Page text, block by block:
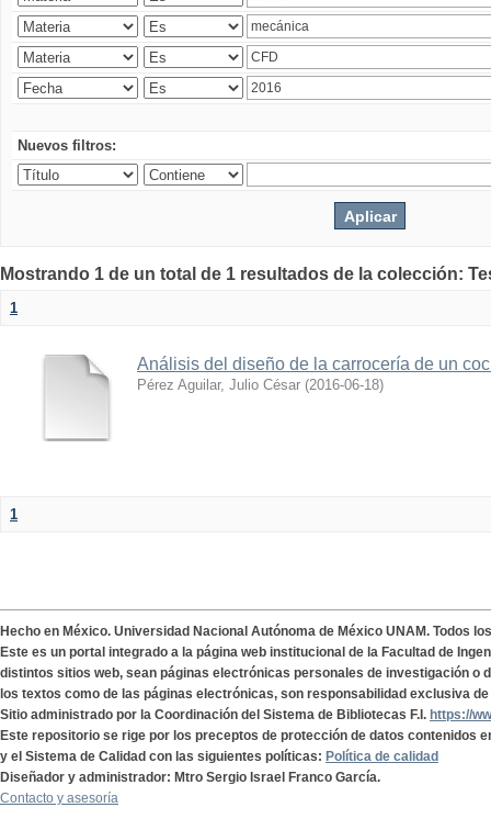
Nuevos filtros:
Mostrando 1 de un total de 1 resultados de la colección:
1
Análisis del diseño de la carrocería de un
Pérez Aguilar, Julio César (2016-06-18)
1
Hecho en México. Universidad Nacional Autónoma de México UNAM. Todos
Este es un portal integrado a la página web institucional de la Facultad de
distintos sitios web, sean páginas electrónicas personales de investigación o
los textos como de las páginas electrónicas, son responsabilidad exclusiva
Sitio administrado por la Coordinación del Sistema de Bibliotecas F.I. https://
Este repositorio se rige por los preceptos de protección de datos contenidos
y el Sistema de Calidad con las siguientes políticas: Política de calidad
Diseñador y administrador: Mtro Sergio Israel Franco García.
Contacto y asesoría